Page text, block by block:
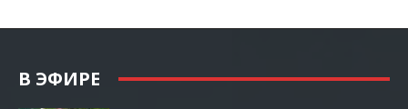
В ЭФИРЕ